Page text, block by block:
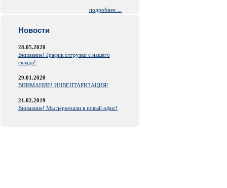
подробнее ...
Новости
28.05.2020
Внимание! График отгрузки с нашего
склада!
29.01.2020
ВНИМАНИЕ! ИНВЕНТАРИЗАЦИЯ!
21.02.2019
Внимание! Мы переехали в новый офис!